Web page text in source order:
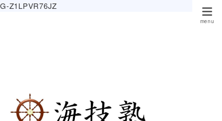
G-Z1LPVR76JZ